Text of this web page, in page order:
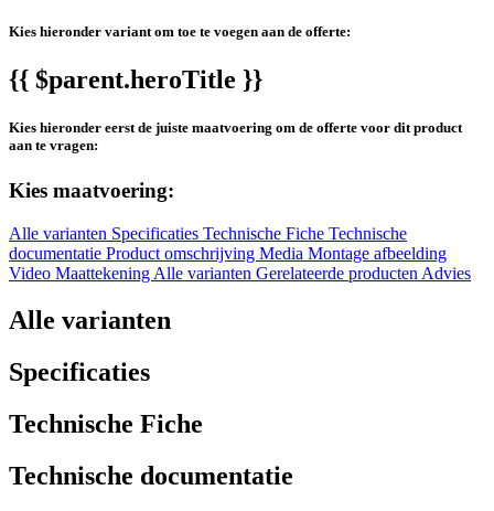
Kies hieronder variant om toe te voegen aan de offerte:
{{ $parent.heroTitle }}
Kies hieronder eerst de juiste maatvoering om de offerte voor dit product
aan te vragen:
Kies maatvoering:
Alle varianten Specificaties Technische Fiche Technische
documentatie Product omschrijving Media Montage afbeelding
Video Maattekening Alle varianten Gerelateerde producten Advies
Alle varianten
Specificaties
Technische Fiche
Technische documentatie